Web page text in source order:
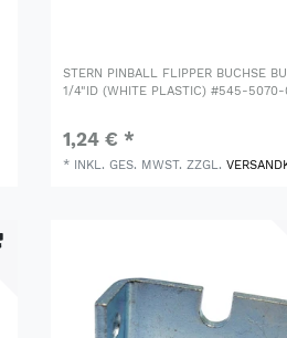
STERN PINBALL FLIPPER BUCHSE
1/4"ID (WHITE PLASTIC) #545-
1,24 € *
* INKL. GES. MWST. ZZGL.